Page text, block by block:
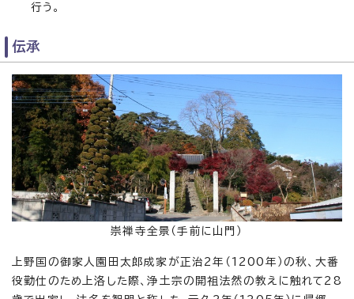
行う。
伝承
崇禅寺全景（手前に山門）
上野国の御家人園田太郎成家が正治2年（1200年）の秋、大番
役勤仕のため上洛した際、浄土宗の開祖法然の教えに触れて28